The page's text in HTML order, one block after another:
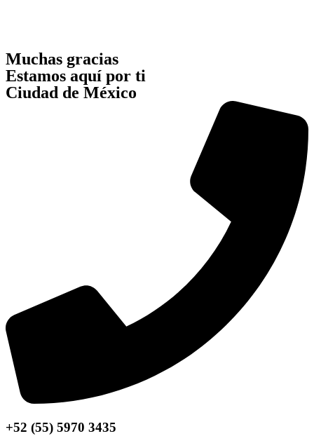
Muchas gracias
Estamos aquí por ti
Ciudad de México
+52 (55) 5970 3435